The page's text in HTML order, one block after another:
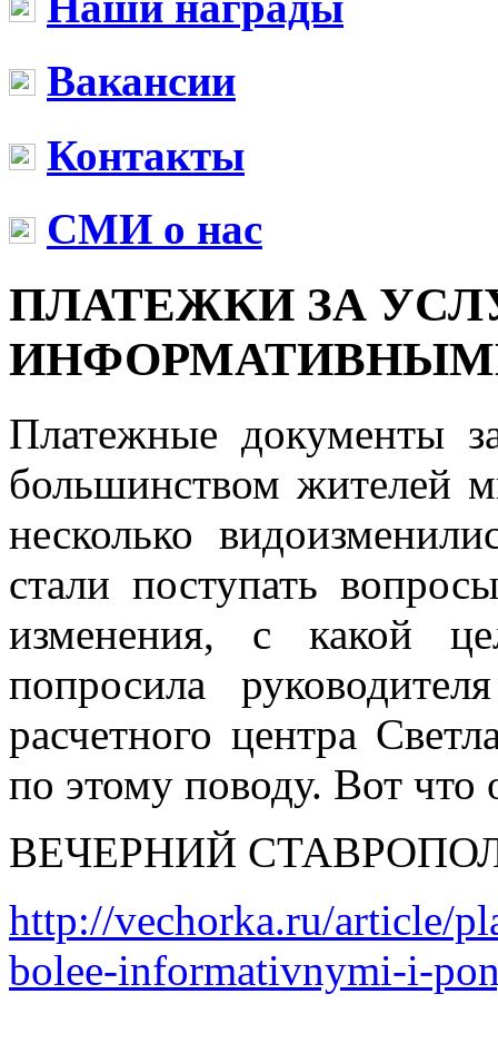
Вакансии
Контакты
СМИ о нас
ПЛАТЕЖКИ ЗА
Платежные документы
большинством жителей
несколько
стали поступать
изменения, с какой
попросила
расчетного центра
по этому поводу. Вот что
ВЕЧЕРНИЙ
http://vechorka.ru/article/
bolee-informativnymi-i-